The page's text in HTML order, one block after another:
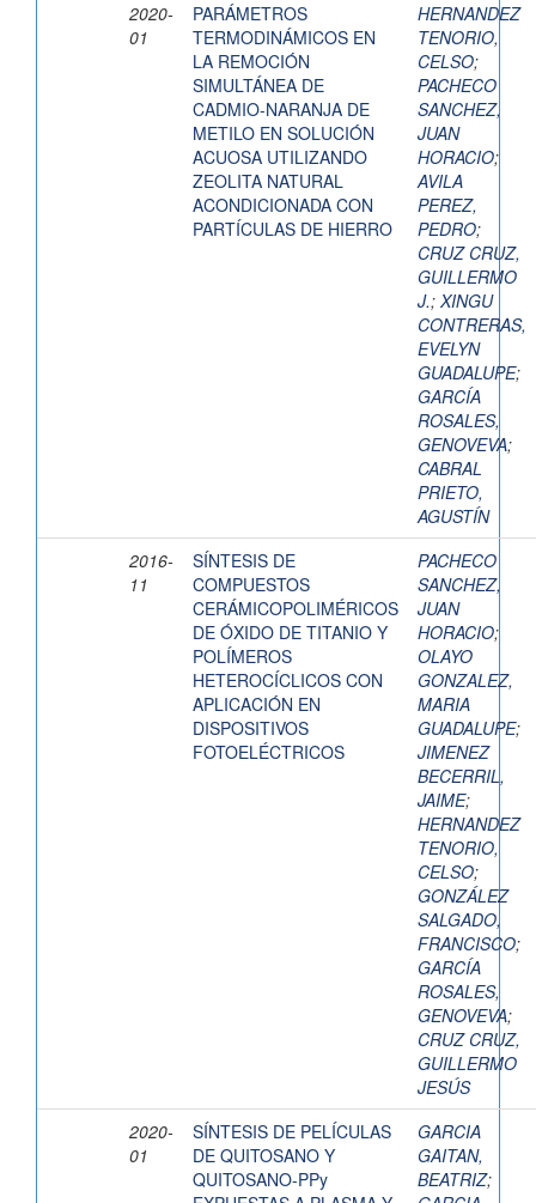
2020-
01
PARÁMETROS
TERMODINÁMICOS EN
LA REMOCIÓN
SIMULTÁNEA DE
CADMIO-NARANJA DE
METILO EN SOLUCIÓN
ACUOSA UTILIZANDO
ZEOLITA NATURAL
ACONDICIONADA CON
PARTÍCULAS DE HIERRO
HERNANDEZ
TENORIO,
CELSO;
PACHECO
SANCHEZ,
JUAN
HORACIO;
AVILA
PEREZ,
PEDRO;
CRUZ CRUZ,
GUILLERMO
J.; XINGU
CONTRERAS,
EVELYN
GUADALUPE;
GARCÍA
ROSALES,
GENOVEVA;
CABRAL
PRIETO,
AGUSTÍN
2016-
11
SÍNTESIS DE
COMPUESTOS
CERÁMICOPOLIMÉRICOS
DE ÓXIDO DE TITANIO Y
POLÍMEROS
HETEROCÍCLICOS CON
APLICACIÓN EN
DISPOSITIVOS
FOTOELÉCTRICOS
PACHECO
SANCHEZ,
JUAN
HORACIO;
OLAYO
GONZALEZ,
MARIA
GUADALUPE;
JIMENEZ
BECERRIL,
JAIME;
HERNANDEZ
TENORIO,
CELSO;
GONZÁLEZ
SALGADO,
FRANCISCO;
GARCÍA
ROSALES,
GENOVEVA;
CRUZ CRUZ,
GUILLERMO
JESÚS
2020-
01
SÍNTESIS DE PELÍCULAS
DE QUITOSANO Y
QUITOSANO-PPy
GARCIA
GAITAN,
BEATRIZ;